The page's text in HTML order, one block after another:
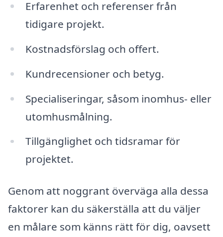
Erfarenhet och referenser från
tidigare projekt.
Kostnadsförslag och offert.
Kundrecensioner och betyg.
Specialiseringar, såsom inomhus- eller
utomhusmålning.
Tillgänglighet och tidsramar för
projektet.
Genom att noggrant överväga alla dessa
faktorer kan du säkerställa att du väljer
en målare som känns rätt för dig, oavsett